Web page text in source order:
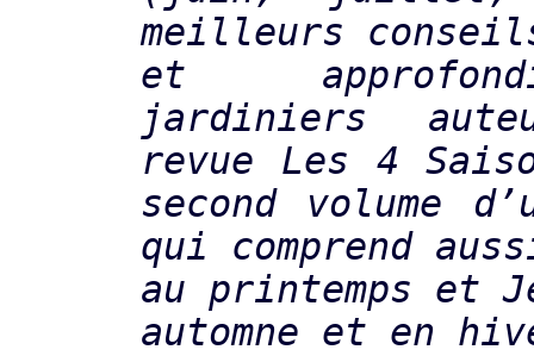
meilleurs
et
jardiniers
revue Les 4
second volume
qui comprend
au printemps et
automne et en